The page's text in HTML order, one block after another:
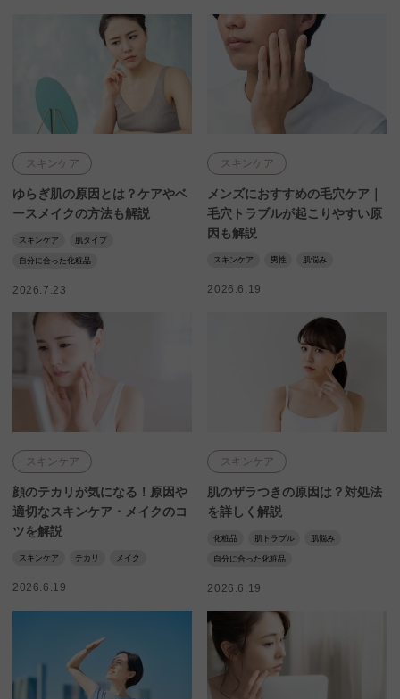
スキンケア
ゆらぎ肌の原因とは？ケアやベ
ースメイクの方法も解説
スキンケア 肌タイプ
自分に合った化粧品
2026.7.23
スキンケア
メンズにおすすめの毛穴ケア｜
毛穴トラブルが起こりやすい原
因も解説
スキンケア 男性 肌悩み
2026.6.19
スキンケア
顔のテカリが気になる！原因や
適切なスキンケア・メイクのコ
ツを解説
スキンケア テカリ メイク
2026.6.19
スキンケア
肌のザラつきの原因は？対処法
を詳しく解説
化粧品 肌トラブル 肌悩み
自分に合った化粧品
2026.6.19